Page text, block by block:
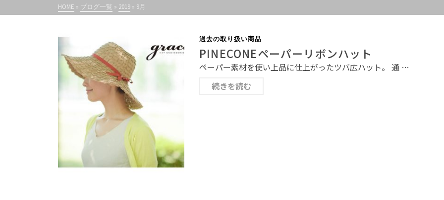
HOME » ブログ一覧 » 2019 » 9月
過去の取り扱い商品
PINECONEペーパーリボンハット
ペーパー素材を使い上品に仕上がったツバ広ハット。 通 …
続きを読む